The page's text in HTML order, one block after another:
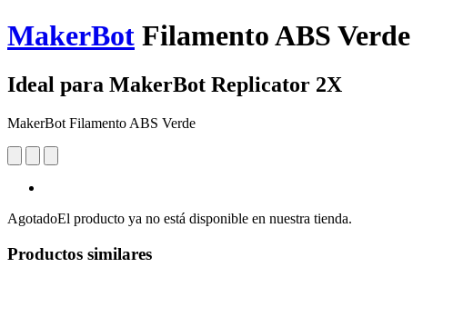
MakerBot Filamento ABS Verde
Ideal para MakerBot Replicator 2X
MakerBot Filamento ABS Verde
AgotadoEl producto ya no está disponible en nuestra tienda.
Productos similares